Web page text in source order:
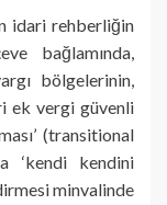
idari rehberliğin
bağlamında,
bölgelerinin,
ek vergi güvenli
(transitional
‘kendi kendini
minvalinde